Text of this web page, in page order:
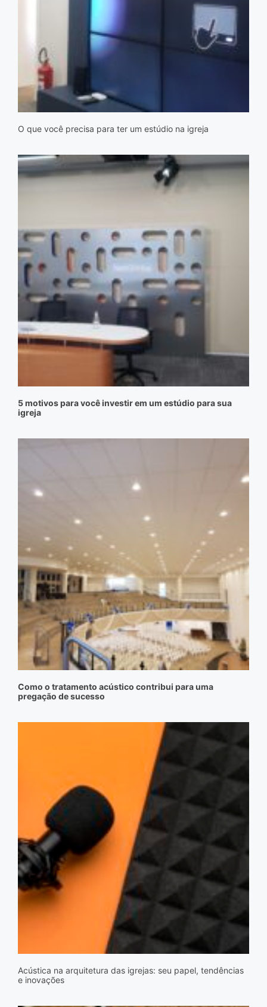
O que você precisa para ter um estúdio na igreja
5 motivos para você investir em um estúdio para sua
igreja
Como o tratamento acústico contribui para uma
pregação de sucesso
Acústica na arquitetura das igrejas: seu papel, tendências
e inovações